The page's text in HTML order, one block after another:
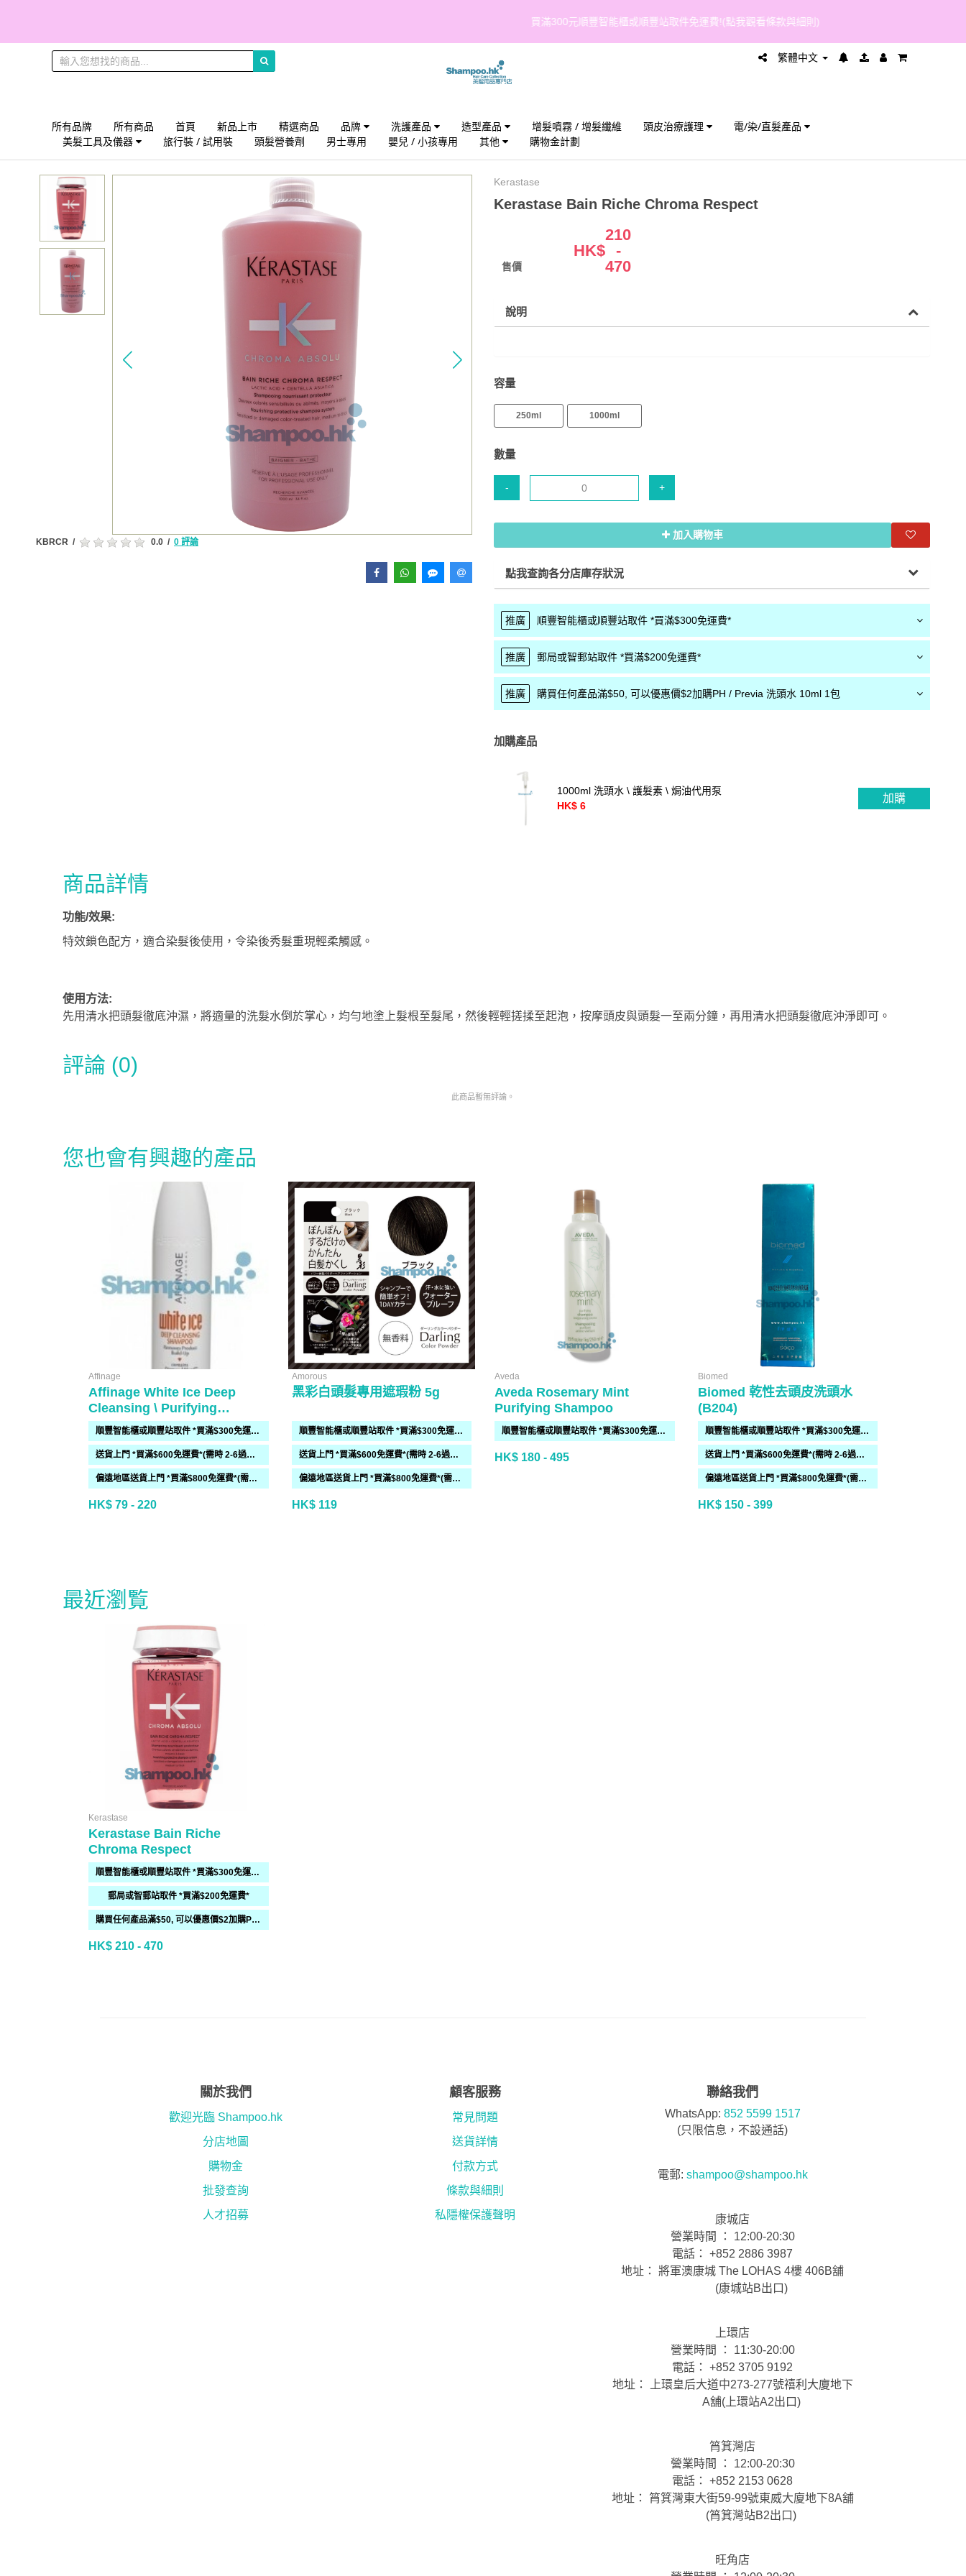
買滿300元順豐智能櫃或順豐站取件免運費!(點我觀看條款與細則)
繁體中文
所有品牌 所有商品 首頁 新品上市 精選商品 品牌 洗護產品 造型產品 增髮噴霧 / 增髮纖維 頭皮治療護理
電/染/直髮產品
美髮工具及儀器
旅行裝 / 試用裝 頭髮營養劑 男士專用 嬰兒 / 小孩專用 其他 購物金計劃
KBRCR / 0.0 / 0 評論
Kerastase
Kerastase Bain Riche Chroma Respect
售價
HK$
210
-
470
說明
容量
250ml 1000ml
數量
- +
加入購物車
點我查詢各分店庫存狀況
推廣 順豐智能櫃或順豐站取件 *買滿$300免運費*
推廣 郵局或智郵站取件 *買滿$200免運費*
推廣 購買任何產品滿$50, 可以優惠價$2加購PH / Previa 洗頭水 10ml 1包
加購產品
1000ml 洗頭水 \ 護髮素 \ 焗油代用泵
HK$ 6
加購
商品詳情
功能/效果:
特效鎖色配方，適合染髮後使用，令染後秀髮重現輕柔觸感。
使用方法:
先用清水把頭髮徹底沖濕，將適量的洗髮水倒於掌心，均勻地塗上髮根至髮尾，然後輕輕搓揉至起泡，按摩頭皮與頭髮一至兩分鐘，再用清水把頭髮徹底沖淨即可。
評論 (0)
此商品暫無評論。
您也會有興趣的產品
Affinage
Affinage White Ice Deep
Cleansing \ Purifying
Shampoo
順豐智能櫃或順豐站取件 *買滿$300免運費*
送貨上門 *買滿$600免運費*(需時 2-6過工作天)
偏遠地區送貨上門 *買滿$800免運費*(需時 2-6個工作天)
HK$ 79 - 220
Amorous
黑彩白頭髮專用遮瑕粉 5g
順豐智能櫃或順豐站取件 *買滿$300免運費*
送貨上門 *買滿$600免運費*(需時 2-6過工作天)
偏遠地區送貨上門 *買滿$800免運費*(需時 2-6個工作天)
HK$ 119
Aveda
Aveda Rosemary Mint
Purifying Shampoo
順豐智能櫃或順豐站取件 *買滿$300免運費*
HK$ 180 - 495
Biomed
Biomed 乾性去頭皮洗頭水
(B204)
順豐智能櫃或順豐站取件 *買滿$300免運費*
送貨上門 *買滿$600免運費*(需時 2-6過工作天)
偏遠地區送貨上門 *買滿$800免運費*(需時 2-6個工作天)
HK$ 150 - 399
最近瀏覧
Kerastase
Kerastase Bain Riche
Chroma Respect
順豐智能櫃或順豐站取件 *買滿$300免運費*
郵局或智郵站取件 *買滿$200免運費*
購買任何產品滿$50, 可以優惠價$2加購PH / Previa 洗頭水 10ml 1包
HK$ 210 - 470
關於我們
歡迎光臨 Shampoo.hk
分店地圖
購物金
批發查詢
人才招募
顧客服務
常見問題
送貨詳情
付款方式
條款與細則
私隱權保護聲明
聯絡我們
WhatsApp: 852 5599 1517
(只限信息，不設通話)
電郵: shampoo@shampoo.hk
康城店
營業時間 ： 12:00-20:30
電話： +852 2886 3987
地址： 將軍澳康城 The LOHAS 4樓 406B舖
(康城站B出口)
上環店
營業時間 ： 11:30-20:00
電話： +852 3705 9192
地址： 上環皇后大道中273-277號禧利大廈地下
A舖(上環站A2出口)
筲箕灣店
營業時間 ： 12:00-20:30
電話： +852 2153 0628
地址： 筲箕灣東大街59-99號東威大廈地下8A舖
(筲箕灣站B2出口)
旺角店